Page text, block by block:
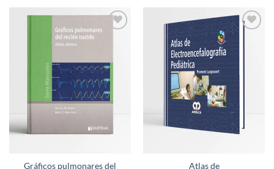
deseos
Gráficos pulmonares del Atlas de